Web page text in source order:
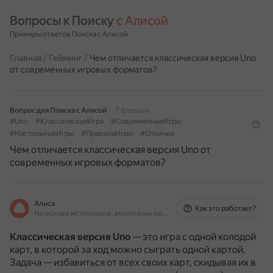
Вопросы к Поиску с Алисой
Примеры ответов Поиска с Алисой
Главная / Гейминг / Чем отличается классическая версия Uno
от современных игровых форматов?
Вопрос для Поиска с Алисой
7 февраля
#Uno
#КлассическаяИгра
#СовременныеИгры
#НастольныеИгры
#ПравилаИгры #Отличия
Чем отличается классическая версия Uno от
современных игровых форматов?
Алиса
На основе источников, возможны неточности
Как это работает?
Классическая версия Uno — это игра с одной колодой
карт, в которой за ход можно сыграть одной картой.
Задача — избавиться от всех своих карт, скидывая их в